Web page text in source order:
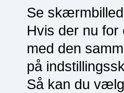
Se
Hvis der nu for
med den
på
Så kan du